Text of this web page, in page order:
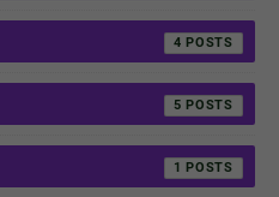
4
5
1